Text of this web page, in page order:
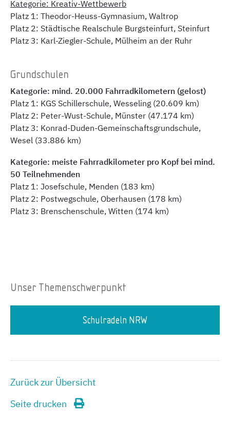
Kategorie: Kreativ-Wettbewerb
Platz 1: Theodor-Heuss-Gymnasium, Waltrop
Platz 2: Städtische Realschule Burgsteinfurt, Steinfurt
Platz 3: Karl-Ziegler-Schule, Mülheim an der Ruhr
Grundschulen
Kategorie: mind. 20.000 Fahrradkilometern (gelost)
Platz 1: KGS Schillerschule, Wesseling (20.609 km)
Platz 2: Peter-Wust-Schule, Münster (47.174 km)
Platz 3: Konrad-Duden-Gemeinschaftsgrundschule,
Wesel (33.886 km)
Kategorie: meiste Fahrradkilometer pro Kopf bei mind.
50 Teilnehmenden
Platz 1: Josefschule, Menden (183 km)
Platz 2: Postwegschule, Oberhausen (178 km)
Platz 3: Brenschenschule, Witten (174 km)
Unser Themenschwerpunkt
Schulradeln NRW
Zurück zur Übersicht
Seite drucken